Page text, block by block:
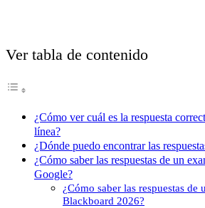
Ver tabla de contenido
¿Cómo ver cuál es la respuesta
línea?
¿Dónde puedo encontrar las
¿Cómo saber las respuestas de un
Google?
¿Cómo saber las respuestas de
Blackboard 2026?